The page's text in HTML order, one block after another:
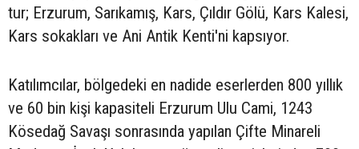
tur; Erzurum, Sarıkamış, Kars, Çıldır Gölü, Kars Kalesi,
Kars sokakları ve Ani Antik Kenti'ni kapsıyor.
Katılımcılar, bölgedeki en nadide eserlerden 800 yıllık
ve 60 bin kişi kapasiteli Erzurum Ulu Cami, 1243
Kösedağ Savaşı sonrasında yapılan Çifte Minareli